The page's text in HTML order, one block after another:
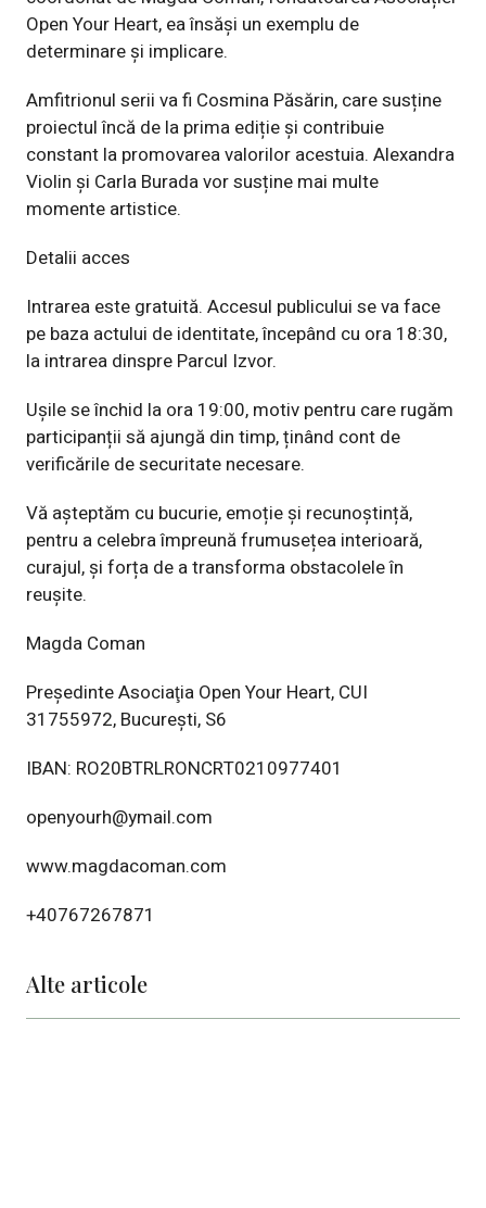
Alte articole
Open Your Heart, ea însăși un exemplu de
determinare și implicare.
Amfitrionul serii va fi Cosmina Păsărin, care susține
proiectul încă de la prima ediție și contribuie
constant la promovarea valorilor acestuia. Alexandra
Violin și Carla Burada vor susține mai multe
momente artistice.
Detalii acces
Intrarea este gratuită. Accesul publicului se va face
pe baza actului de identitate, începând cu ora 18:30,
la intrarea dinspre Parcul Izvor.
Ușile se închid la ora 19:00, motiv pentru care rugăm
participanții să ajungă din timp, ținând cont de
verificările de securitate necesare.
Vă așteptăm cu bucurie, emoție și recunoștință,
pentru a celebra împreunăfrumusețea interioară,
curajul, și forța de a transforma obstacolele în
reușite.
Magda Coman
Preşedinte Asociaţia Open Your Heart, CUI
31755972, Bucureşti, S6
IBAN: RO20BTRLRONCRT0210977401
openyourh@ymail.com
www.magdacoman.com
+40767267871